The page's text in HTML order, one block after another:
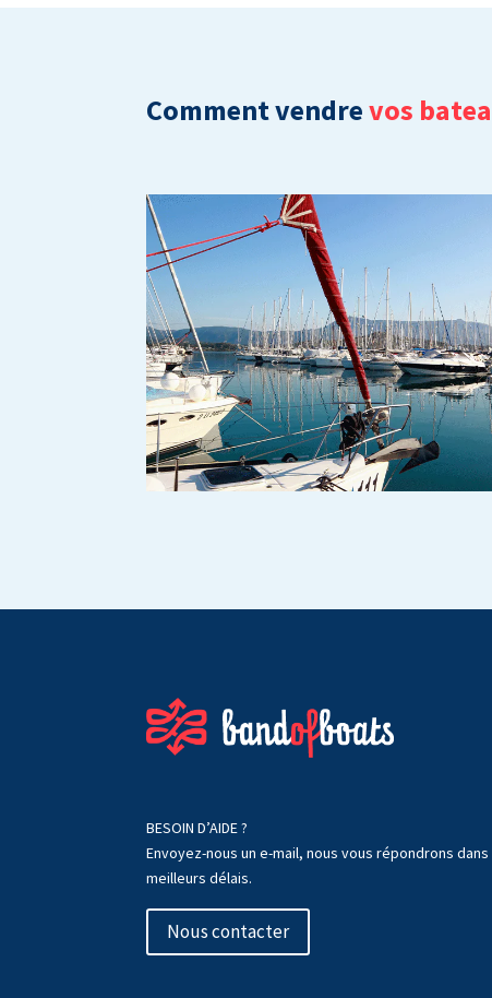
Comment vendrevos
BESOIN D’AIDE ?
Envoyez-nous un e-mail, nous vous répondrons dans
meilleurs délais.
Nous contacter